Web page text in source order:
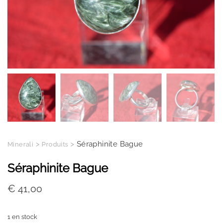
Minerali > Produits > Séraphinite Bague
Séraphinite Bague
€ 41,00
1 en stock